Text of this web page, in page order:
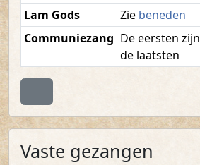
Lam Gods
Zie beneden
Communiezang De eersten zijn
de laatsten
Vaste gezangen